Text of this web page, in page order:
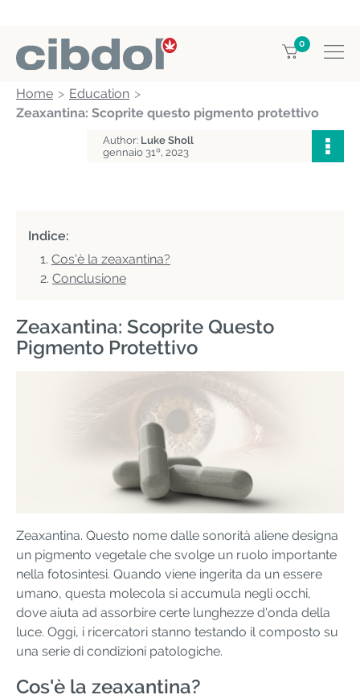
0
Home
Education
Zeaxantina: Scoprite questo pigmento protettivo
Author: Luke Sholl
gennaio 31º, 2023
Indice:
Cos'è la zeaxantina?
Conclusione
Zeaxantina: Scoprite Questo
Pigmento Protettivo
Zeaxantina. Questo nome dalle sonorità aliene designa
un pigmento vegetale che svolge un ruolo importante
nella fotosintesi. Quando viene ingerita da un essere
umano, questa molecola si accumula negli occhi,
dove aiuta ad assorbire certe lunghezze d'onda della
luce. Oggi, i ricercatori stanno testando il composto su
una serie di condizioni patologiche.
Cos'è la zeaxantina?